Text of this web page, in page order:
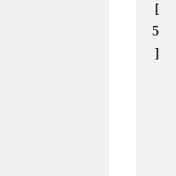
[
5
]